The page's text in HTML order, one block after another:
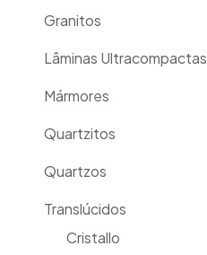
Granitos
Lâminas Ultracompactas
Mármores
Quartzitos
Quartzos
Translúcidos
Cristallo